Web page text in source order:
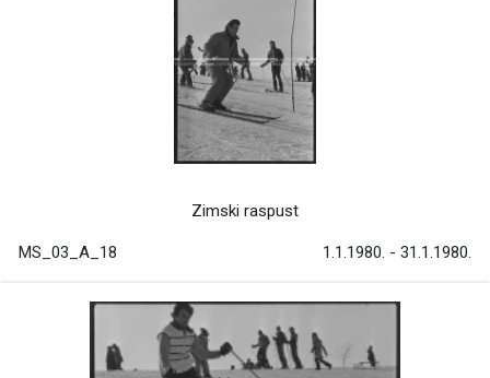
Zimski raspust
MS_03_A_18 1.1.1980. - 31.1.1980.